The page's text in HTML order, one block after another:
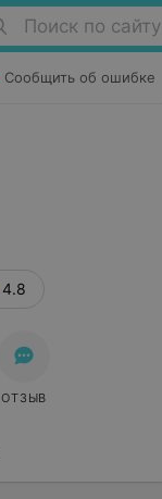
Поиск по сайту
Сообщить об ошибке
4.8
ОТЗЫВ